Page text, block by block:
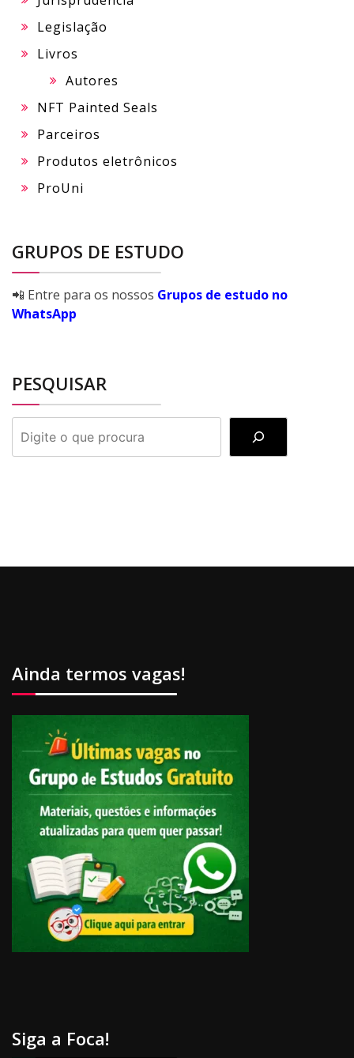
Legislação
Livros
Autores
NFT Painted Seals
Parceiros
Produtos eletrônicos
ProUni
GRUPOS DE ESTUDO
📲 Entre para os nossos Grupos de estudo no
WhatsApp
PESQUISAR
PESQUISAR
Ainda termos vagas!
Siga a Foca!